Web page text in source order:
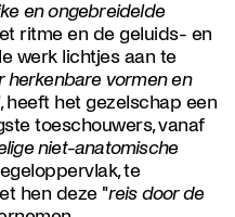
en ongebreidelde
ritme en de geluids- en
werk lichtjes aan te
herkenbare vormen en
heeft het gezelschap een
toeschouwers, vanaf
niet-anatomische
te
hen deze "reis door de